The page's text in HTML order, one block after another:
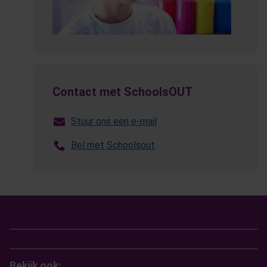
Contact met SchoolsOUT
Stuur ons een e-mail
Bel met Schoolsout